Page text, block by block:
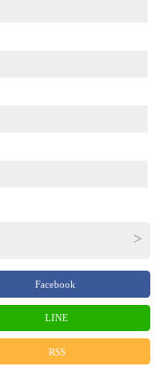
Facebook
LINE
RSS